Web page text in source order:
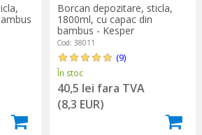
Borcan depozitare, sticla,
1800ml, cu capac din
bambus - Kesper
Cod: 38011
(9)
În stoc
40,5 lei fara TVA
(8,3 EUR)